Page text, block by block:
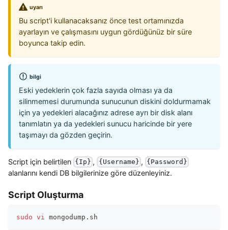
uyarı
Bu script'i kullanacaksanız önce test ortamınızda
ayarlayın ve çalışmasını uygun gördüğünüz bir süre
boyunca takip edin.
bilgi
Eski yedeklerin çok fazla sayıda olması ya da
silinmemesi durumunda sunucunun diskini doldurmamak
için ya yedekleri alacağınız adrese ayrı bir disk alanı
tanımlatın ya da yedekleri sunucu haricinde bir yere
taşımayı da gözden geçirin.
Script için belirtilen {Ip} , {Username} , {Password}
alanlarını kendi DB bilgilerinize göre düzenleyiniz.
Script Oluşturma
sudo vi mongodump.sh